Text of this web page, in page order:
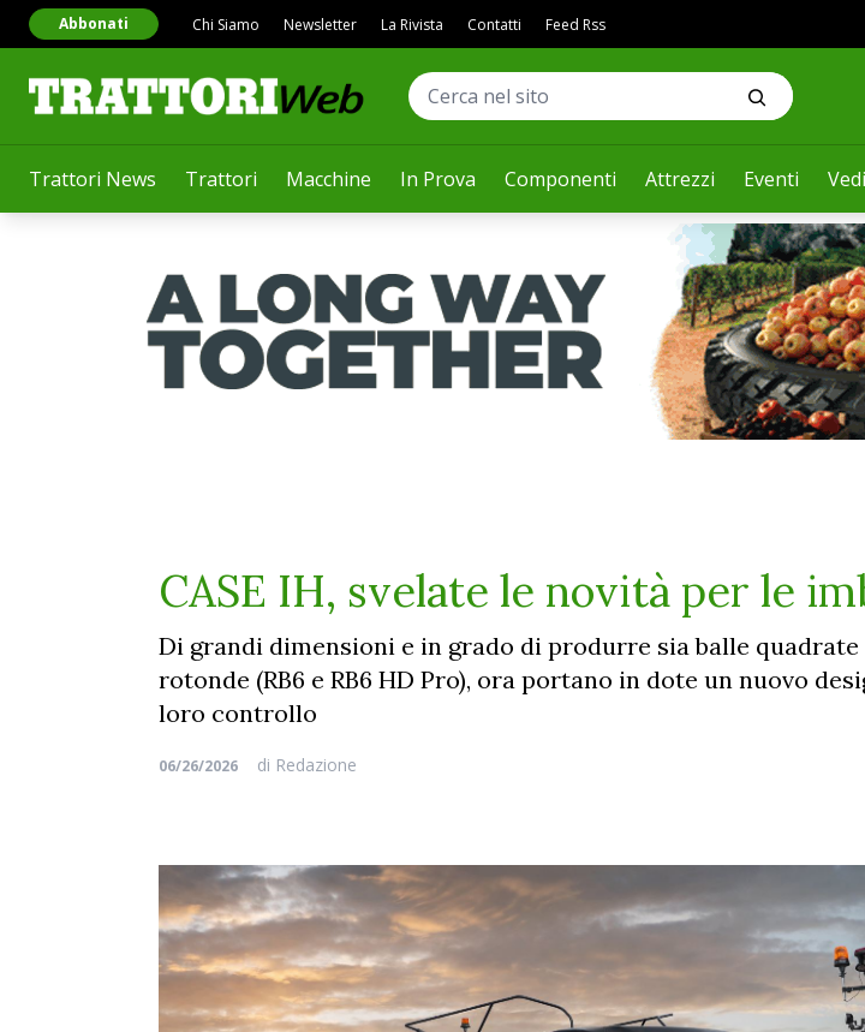
Trattori News Trattori Macchine In Prova Componenti Attrezzi Eventi
Abbonati Chi Siamo Newsletter La Rivista Contatti Feed Rss
CASE IH, svelate le novità per le
Di grandi dimensioni e in grado di produrre sia balle quadrate
rotonde (RB6 e RB6 HD Pro), ora portano in dote un nuovo
loro controllo
06/26/2026 di Redazione